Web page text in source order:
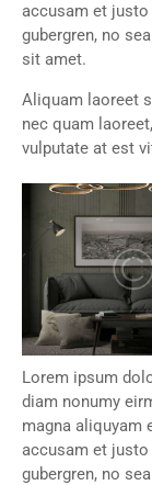
accusam et
gubergren, no
sit amet.
Aliquam laoreet
nec quam
vulputate at est
Lorem ipsum
diam nonumy
magna aliquyam
accusam et
gubergren, no